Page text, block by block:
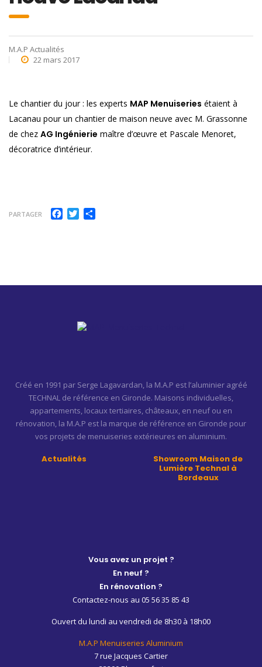
M.A.P Actualités
22 mars 2017
Le chantier du jour : les experts MAP Menuiseries étaient à
Lacanau pour un chantier de maison neuve avec M. Grassonne
de chez AG Ingénierie maître d’œuvre et Pascale Menoret,
décoratrice d’intérieur.
PARTAGER Facebook
Twitter
Créé en 1991 par Serge Lagavardan, la M.A.P est l’aluminier agréé
TECHNAL de référence en Gironde. Maisons individuelles,
appartements, locaux tertiaires, châteaux, en neuf ou en
rénovation, la M.A.P est la marque de référence en Gironde pour
vos projets de menuiseries extérieures en aluminium.
Actualités
Showroom Maison de
Lumière Technal à
Bordeaux
Vous avez un projet ?
En neuf ?
En rénovation ?
Contactez-nous au 05 56 35 85 43
Ouvert du lundi au vendredi de 8h30 à 18h00
M.A.P Menuiseries Aluminium
7 rue Jacques Cartier